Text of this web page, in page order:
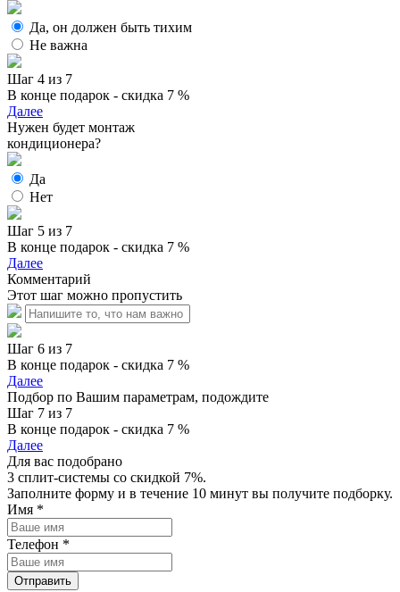
Да, он должен быть тихим
Не важна
Шаг 4 из 7
В конце подарок - скидка 7 %
Далее
Нужен будет монтаж
кондиционера?
Да
Нет
Шаг 5 из 7
В конце подарок - скидка 7 %
Далее
Комментарий
Этот шаг можно пропустить
Шаг 6 из 7
В конце подарок - скидка 7 %
Далее
Подбор по Вашим параметрам, подождите
Шаг 7 из 7
В конце подарок - скидка 7 %
Далее
Для вас подобрано
3 сплит-системы со скидкой 7%.
Заполните форму и в течение 10 минут вы получите подборку.
Имя *
Телефон *
Отправить